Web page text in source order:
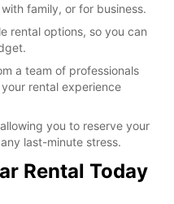
family, or for business.
rental options, so you can
a team of professionals
rental experience
you to reserve your
last-minute stress.
Rental Today